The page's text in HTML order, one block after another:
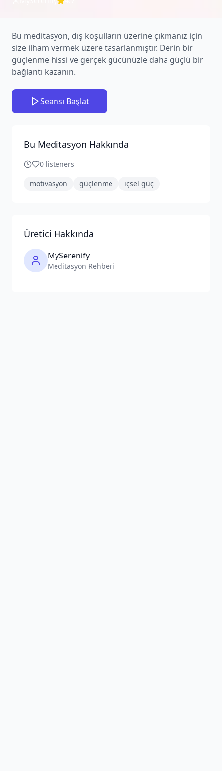
Bu meditasyon, dış koşulların üzerine çıkmanız için
size ilham vermek üzere tasarlanmıştır. Derin bir
güçlenme hissi ve gerçek gücünüzle daha güçlü bir
bağlantı kazanın.
Seansı Başlat
Bu Meditasyon Hakkında
0 listeners
motivasyon güçlenme içsel güç
Üretici Hakkında
MySerenify
Meditasyon Rehberi